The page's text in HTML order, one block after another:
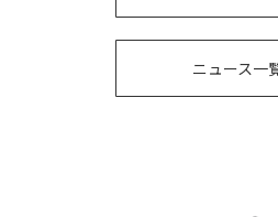
ニュース一